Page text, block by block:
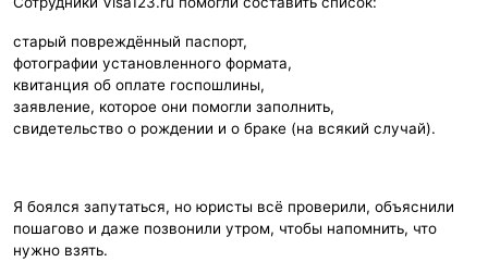
старый повреждённый паспорт,
фотографии установленного формата,
квитанция об оплате госпошлины,
заявление, которое они помогли заполнить,
свидетельство о рождении и о браке (на всякий случай).
Я боялся запутаться, но юристы всё проверили, объяснили
пошагово и даже позвонили утром, чтобы напомнить, что
нужно взять.